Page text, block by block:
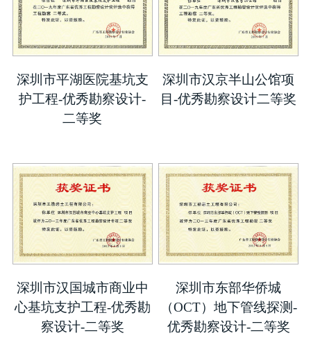
深圳市平湖医院基坑支
护工程-优秀勘察设计-
二等奖
深圳市汉京半山公馆项
目-优秀勘察设计二等奖
深圳市汉国城市商业中
心基坑支护工程-优秀勘
察设计-二等奖
深圳市东部华侨城
（OCT）地下管线探测-
优秀勘察设计-二等奖